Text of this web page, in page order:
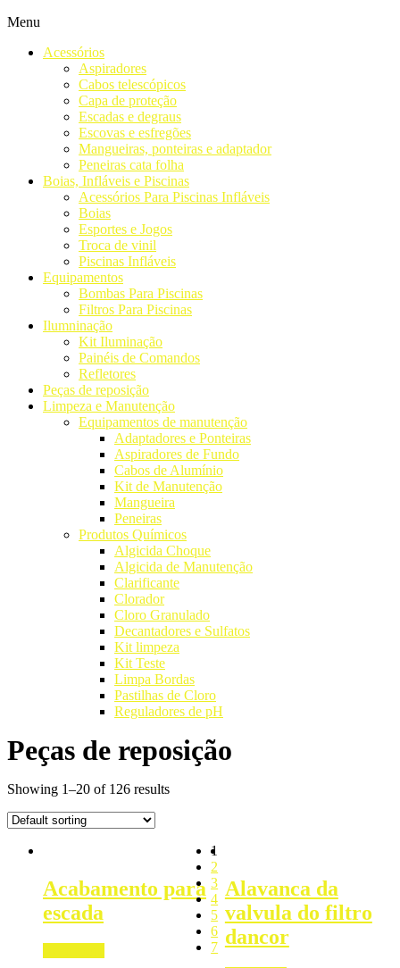
Menu
Acessórios
Aspiradores
Cabos telescópicos
Capa de proteção
Escadas e degraus
Escovas e esfregões
Mangueiras, ponteiras e adaptador
Peneiras cata folha
Boias, Infláveis e Piscinas
Acessórios Para Piscinas Infláveis
Boias
Esportes e Jogos
Troca de vinil
Piscinas Infláveis
Equipamentos
Bombas Para Piscinas
Filtros Para Piscinas
Ilumninação
Kit Iluminação
Painéis de Comandos
Refletores
Peças de reposição
Limpeza e Manutenção
Equipamentos de manutenção
Adaptadores e Ponteiras
Aspiradores de Fundo
Cabos de Alumínio
Kit de Manutenção
Mangueira
Peneiras
Produtos Químicos
Algicida Choque
Algicida de Manutenção
Clarificante
Clorador
Cloro Granulado
Decantadores e Sulfatos
Kit limpeza
Kit Teste
Limpa Bordas
Pastilhas de Cloro
Reguladores de pH
Peças de reposição
Showing 1–20 of 126 results
Acabamento para
escada
Alavanca da
valvula do filtro
dancor
1
2
3
4
5
6
7